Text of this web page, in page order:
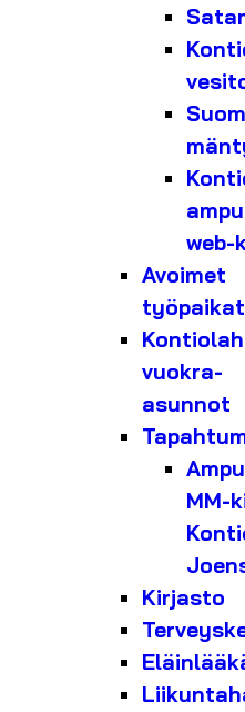
web-
Avoimet
työpaikat
vuokra-
asunnot
MM-
Kirjasto